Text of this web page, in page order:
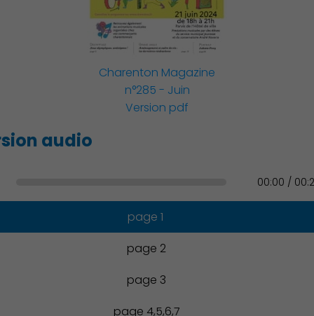
Famille
Action Sociale Solidarité
vie
Culture
Charenton Magazine
n°285 - Juin
Version pdf
audio
00:00 /
page 1
page 2
page 3
page 4,5,6,7